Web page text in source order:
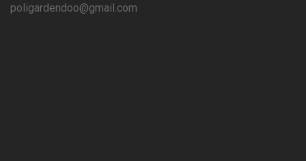
poligardendoo@gmail.com